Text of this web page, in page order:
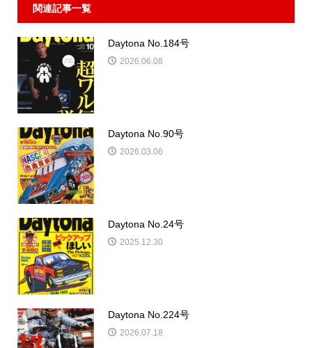
関連記事一覧
Daytona No.184号
2026.06.08
Daytona No.90号
2026.03.06
Daytona No.24号
2025.12.30
Daytona No.224号
2026.07.18